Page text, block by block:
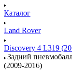
Каталог
Land Rover
Discovery 4 L319
Задний
(2009-2016)